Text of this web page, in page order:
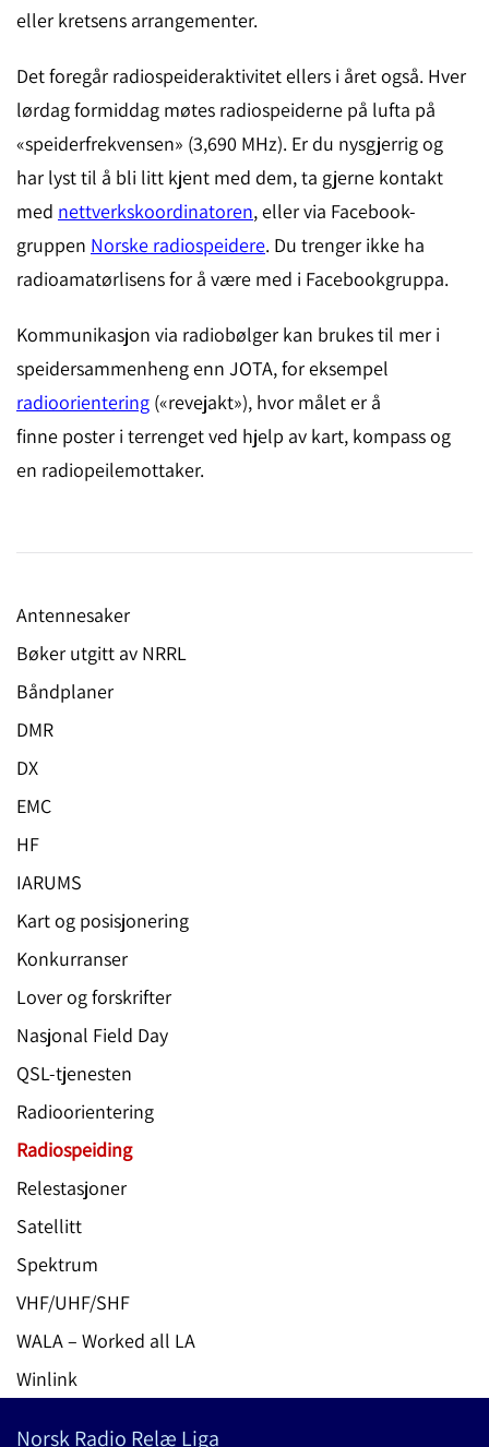
eller kretsens arrangementer.
Det foregår radiospeideraktivitet ellers i året også. Hver
lørdag formiddag møtes radiospeiderne på lufta på
«speiderfrekvensen» (3,690 MHz). Er du nysgjerrig og
har lyst til å bli litt kjent med dem, ta gjerne kontakt
med nettverkskoordinatoren, eller via Facebook-
gruppen Norske radiospeidere. Du trenger ikke ha
radioamatørlisens for å være med i Facebookgruppa.
Kommunikasjon via radiobølger kan brukes til mer i
speidersammenheng enn JOTA, for eksempel
radioorientering («revejakt»), hvor målet er å
finne poster i terrenget ved hjelp av kart, kompass og
en radiopeilemottaker.
Antennesaker
Bøker utgitt av NRRL
Båndplaner
DMR
DX
EMC
HF
IARUMS
Kart og posisjonering
Konkurranser
Lover og forskrifter
Nasjonal Field Day
QSL-tjenesten
Radioorientering
Radiospeiding
Relestasjoner
Satellitt
Spektrum
VHF/UHF/SHF
WALA – Worked all LA
Winlink
Norsk Radio Relæ Liga